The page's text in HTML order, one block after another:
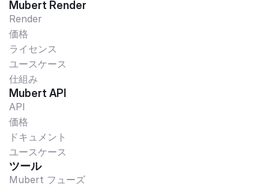
Mubert Render
Render
価格
ライセンス
ユースケース
仕組み
Mubert API
API
価格
ドキュメント
ユースケース
ツール
Mubert フューズ